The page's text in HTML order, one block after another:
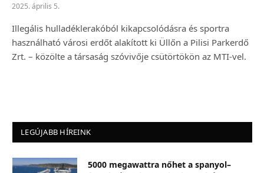
2025. április 5.
Illegális hulladéklerakóból kikapcsolódásra és sportra
használható városi erdőt alakított ki Üllőn a Pilisi Parkerdő
Zrt. – közölte a társaság szóvivője csütörtökön az MTI-vel.
LEGÚJABB HÍREINK
5000 megawattra nőhet a spanyol–